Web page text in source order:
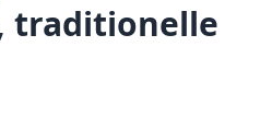
traditionelle